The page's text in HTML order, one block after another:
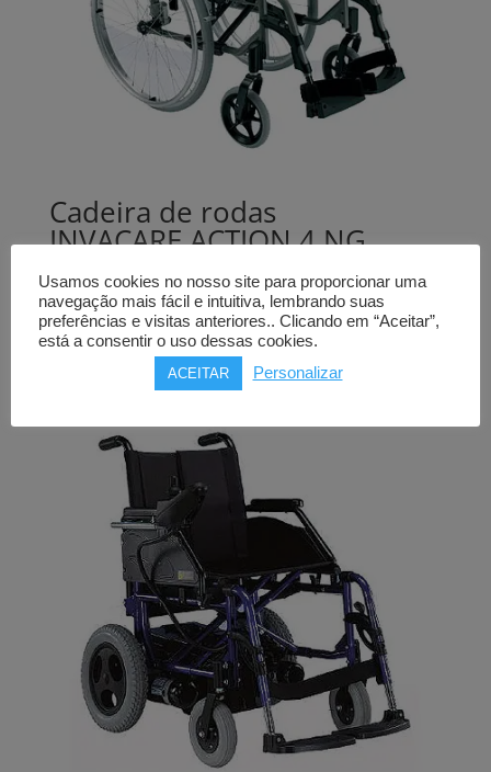
Cadeira de rodas
INVACARE ACTION 4 NG
alumínio
738,00€
Comprar
Usamos cookies no nosso site para proporcionar uma
navegação mais fácil e intuitiva, lembrando suas
preferências e visitas anteriores.. Clicando em “Aceitar”,
está a consentir o uso dessas cookies.
ACEITAR Personalizar